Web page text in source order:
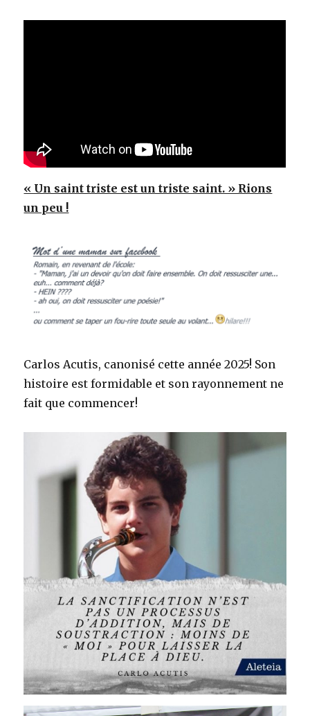
« Un saint triste est un triste saint. » Rions
un peu !
Carlos Acutis, canonisé cette année 2025! Son
histoire est formidable et son rayonnement ne
fait que commencer!